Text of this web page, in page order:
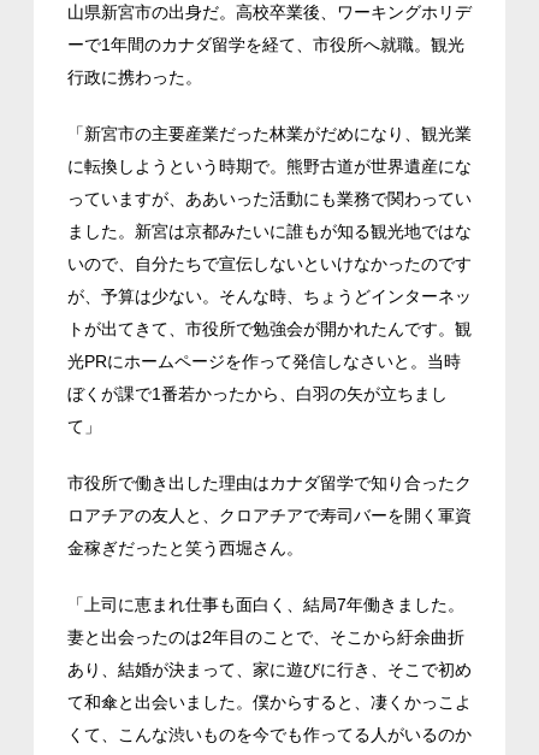
山県新宮市の出身だ。高校卒業後、ワーキングホリデ
ーで1年間のカナダ留学を経て、市役所へ就職。観光
行政に携わった。
「新宮市の主要産業だった林業がだめになり、観光業
に転換しようという時期で。熊野古道が世界遺産にな
っていますが、ああいった活動にも業務で関わってい
ました。新宮は京都みたいに誰もが知る観光地ではな
いので、自分たちで宣伝しないといけなかったのです
が、予算は少ない。そんな時、ちょうどインターネッ
トが出てきて、市役所で勉強会が開かれたんです。観
光PRにホームページを作って発信しなさいと。当時
ぼくが課で1番若かったから、白羽の矢が立ちまし
て」
市役所で働き出した理由はカナダ留学で知り合ったク
ロアチアの友人と、クロアチアで寿司バーを開く軍資
金稼ぎだったと笑う西堀さん。
「上司に恵まれ仕事も面白く、結局7年働きました。
妻と出会ったのは2年目のことで、そこから紆余曲折
あり、結婚が決まって、家に遊びに行き、そこで初め
て和傘と出会いました。僕からすると、凄くかっこよ
くて、こんな渋いものを今でも作ってる人がいるのか